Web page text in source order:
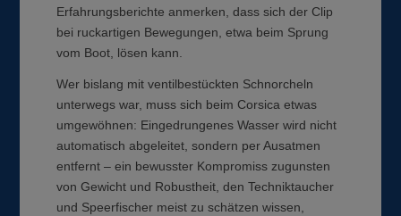
Erfahrungsberichte anmerken, dass sich der Clip
bei ruckartigen Bewegungen, etwa beim Sprung
vom Boot, lösen kann.
Wer bislang mit ventilbestückten Schnorcheln
unterwegs war, muss sich beim Corsica etwas
umgewöhnen: Eingedrungenes Wasser wird nicht
automatisch abgeleitet, sondern per Ausatmen
entfernt – ein bewusster Kompromiss zugunsten
von Gewicht und Robustheit, den Techniktaucher
und Speerfischer meist zu schätzen wissen,